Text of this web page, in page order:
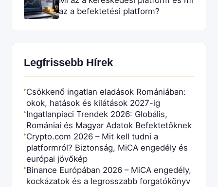
az a befektetési platform?
Legfrissebb Hírek
►Csökkenő ingatlan eladások Romániában:
okok, hatások és kilátások 2027-ig
►Ingatlanpiaci Trendek 2026: Globális,
Romániai és Magyar Adatok Befektetőknek
►Crypto.com 2026 – Mit kell tudni a
platformról? Biztonság, MiCA engedély és
európai jövőkép
►Binance Európában 2026 – MiCA engedély,
kockázatok és a legrosszabb forgatókönyv